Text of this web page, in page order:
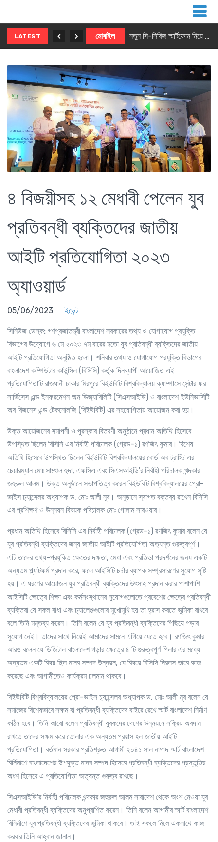
LATEST মোবাইল নতুন সি-সিরিজ স্মার্টফোন নিয়ে আসছে রিয়েলমি
৪ বিজয়ীসহ ১২ মেধাবী পেলেন যুব
প্রতিবন্ধী ব্যক্তিদের জাতীয়
আইটি প্রতিযোগিতা ২০২৩
অ্যাওয়ার্ড
05/06/2023 ইভেন্ট
সিনিউজ ডেস্ক: গণপ্রজাতন্ত্রী বাংলাদেশ সরকারের তথ্য ও যোগাযোগ প্রযুক্তি
বিভাগের উদ্যোগে ৬ মে ২০২৩ ৭ম বারের মতো যুব প্রতিবন্ধী ব্যক্তিদের জাতীয়
আইটি প্রতিযোগিতা অনুষ্ঠিত হলো। শনিবার তথ্য ও যোগাযোগ প্রযুক্তি বিভাগের
বাংলাদেশ কম্পিউটার কাউন্সিল (বিসিসি) কর্তৃক দিনব্যাপী আয়োজিত এই
প্রতিযোগিতাটি রাজধানী ঢাকার মিরপুরে বিইউবিটি বিশ্ববিদ্যালয় ক্যাম্পাসে সেন্টার ফর
সার্ভিসেস এন্ড ইনফরমেশন অন ডিজ্যাবিলিটি (সিএসআইডি) ও বাংলাদেশ ইউনিভার্সিটি
অব বিজনেস এন্ড টেকনোলজি (বিইউবিটি) এর সহযোগিতায় আয়োজন করা হয়।
উক্ত আয়োজনের সমাপনী ও পুরস্কার বিতরণী অনুষ্ঠানে প্রধান অতিথি হিসেবে
উপস্থিত ছিলেন বিসিসি এর নির্বাহী পরিচালক (গ্রেড-১) রণজিৎ কুমার। বিশেষ
অতিথি হিসেবে উপস্থিত ছিলেন বিইউবিটি বিশ্ববিদ্যালয়ের বোর্ড অব ট্রাস্টি এর
চেয়ারম্যান মোঃ সামশুল হুদা, এফসিএ এবং সিএসআইডি'র নির্বাহী পরিচালক খন্দকার
জহুরুল আলম। উক্ত অনুষ্ঠানে সভাপতিত্ব করেন বিইউবিটি বিশ্ববিদ্যালয়ের প্রো-
ভাইস চ্যান্সেলর অধ্যাপক ড. মোঃ আলী নূর। অনুষ্ঠানে স্বাগত বক্তব্য রাখেন বিসিসি
এর প্রশিক্ষণ ও উন্নয়ন বিষয়ক পরিচালক মোঃ গোলাম সারওয়ার।
প্রধান অতিথি হিসেবে বিসিসি এর নির্বাহী পরিচালক (গ্রেড-১) রণজিৎ কুমার বলেন যে
যুব প্রতিবন্ধী ব্যক্তিদের জন্য জাতীয় আইটি প্রতিযোগিতা অত্যন্ত গুরুত্বপূর্ণ।
এটি তাদের তথ্য-প্রযুক্তি ক্ষেত্রে দক্ষতা, মেধা এবং প্রতিভা প্রদর্শনের জন্য একটি
অন্যতম প্ল্যাটফর্ম প্রদান করে, ফলে আইসিটি চর্চার ব্যাপক সম্প্রসারণের সুযোগ সৃষ্টি
হয়। এ ধরণের আয়োজন যুব প্রতিবন্ধী ব্যক্তিদের উৎসাহ প্রদান করার পাশাপাশি
আইসিটি ক্ষেত্রে শিক্ষা এবং কর্মসংস্থানের সুযোগগুলোতে প্রবেশের ক্ষেত্রে প্রতিবন্ধী
ব্যক্তিরা যে সকল বাধা এবং চ্যালেঞ্জগুলোর মুখোমুখি হয় তা হ্রাস করতে ভুমিকা রাখবে
বলে তিনি মন্তব্য করেন। তিনি বলেন যে যুব প্রতিবন্ধী ব্যক্তিদের পিছিয়ে পড়ার
সুযোগ নেই। তাদের সাথে নিয়েই আমাদের সামনে এগিয়ে যেতে হবে। রণজিৎ কুমার
আরও বলেন যে ডিজিটাল বাংলাদেশ গড়ার ক্ষেত্রে ৪ টি গুরুত্বপূর্ণ পিলার এর মধ্যে
অন্যতম একটি বিষয় ছিল মানব সম্পদ উন্নয়ন, যে বিষয়ে বিসিসি নিরলস ভাবে কাজ
করেছে এবং আগামীতেও কার্যক্রম চলমান থাকবে।
বিইউবিটি বিশ্ববিদ্যালয়ের প্রো-ভাইস চ্যান্সেলর অধ্যাপক ড. মোঃ আলী নূর বলেন যে
সমাজের বিশেষভাবে সক্ষম বা প্রতিবন্ধী ব্যক্তিদের বাইরে রেখে স্মার্ট বাংলাদেশ নির্মাণ
কঠিন হবে। তিনি আরো বলেন প্রতিবন্ধী যুবকদের দেশের উন্নয়নে সক্রিয় অবদান
রাখতে তাদের সক্ষম করে তোলার এক অন্যতম প্রয়াস হল জাতীয় আইটি
প্রতিযোগিতা। বর্তমান সরকার প্রতিশ্রুত আগামী ২০৪১ সাল নাগাদ স্মার্ট বাংলাদেশ
বির্নিমাণে বাংলাদেশের উপযুক্ত মানব সম্পদ হিসেবে প্রতিবন্ধী ব্যক্তিদের প্রস্তুতির
অংশ হিসেবে এ প্রতিযোগিতা অত্যন্ত গুরুত্ব রাখছে।
সিএসআইডি'র নির্বাহী পরিচালক খন্দকার জহুরুল আলম সারাদেশ থেকে অংশ নেওয়া যুব
মেধাবী প্রতিবন্ধী ব্যক্তিদের অনুপ্রাণিত করেন। তিনি বলেন আগামীর স্মার্ট বাংলাদেশ
বিনির্মাণে যুব প্রতিবন্ধী ব্যক্তিদের ভুমিকা থাকবে। তাই সকলে মিলে একসাথে কাজ
করবার তিনি আহ্বান জানান।